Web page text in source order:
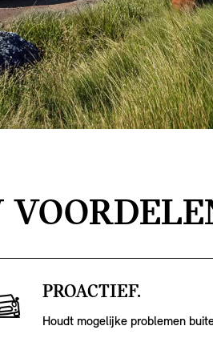
PROACTIEF.
Houdt mogelijke problemen